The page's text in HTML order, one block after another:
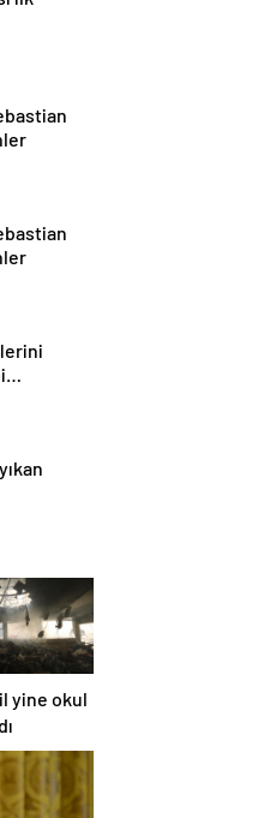
yine okul